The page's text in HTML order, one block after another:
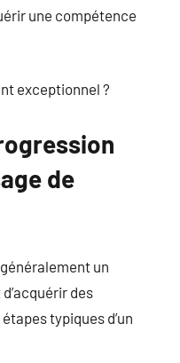
une compétence
exceptionnel ?
de
un
des
typiques d’un